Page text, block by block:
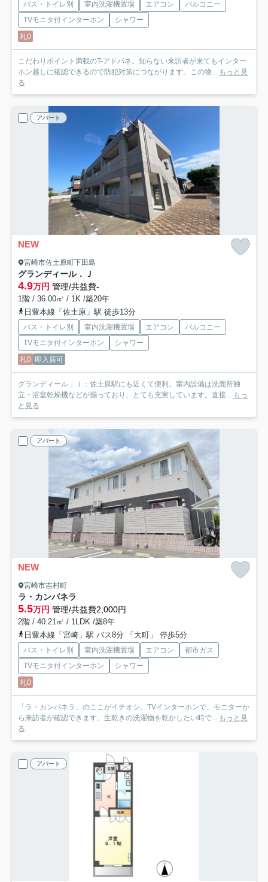
バス・トイレ別 室内洗濯機置場 エアコン
バルコニー
TVモニタ付インターホン
シャワー
礼0
こだわりポイント満載のT-アドパネ。知らない来訪者が来てもインター
ホン越しに確認できるので防犯対策につながります。この物...
もっと見
る
アパート
NEW
宮崎市佐土原町下田島
グランディール．Ｊ
4.9万円 管理/共益費-
1階 / 36.00㎡ / 1K /築20年
日豊本線「佐土原」駅 徒歩13分
バス・トイレ別 室内洗濯機置場 エアコン
バルコニー
TVモニタ付インターホン
シャワー
礼0 即入居可
グランディール．Ｊ：佐土原駅にも近くて便利。室内設備は洗面所独
立・浴室乾燥機などが揃っており、とても充実しています。直接...
もっ
と見る
アパート
NEW
宮崎市吉村町
ラ・カンパネラ
5.5万円 管理/共益費2,000円
2階 / 40.21㎡ / 1LDK /築8年
日豊本線「宮崎」駅 バス8分 「大町」 停歩5分
バス・トイレ別 室内洗濯機置場 エアコン
都市ガス
TVモニタ付インターホン
シャワー
礼0
「ラ・カンパネラ」のここがイチオシ。TVインターホンで、モニターか
ら来訪者が確認できます。生乾きの洗濯物を乾かしたい時で...
もっと見
る
アパート